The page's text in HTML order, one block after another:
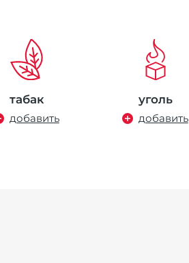
табак
добавить
уголь
добавить